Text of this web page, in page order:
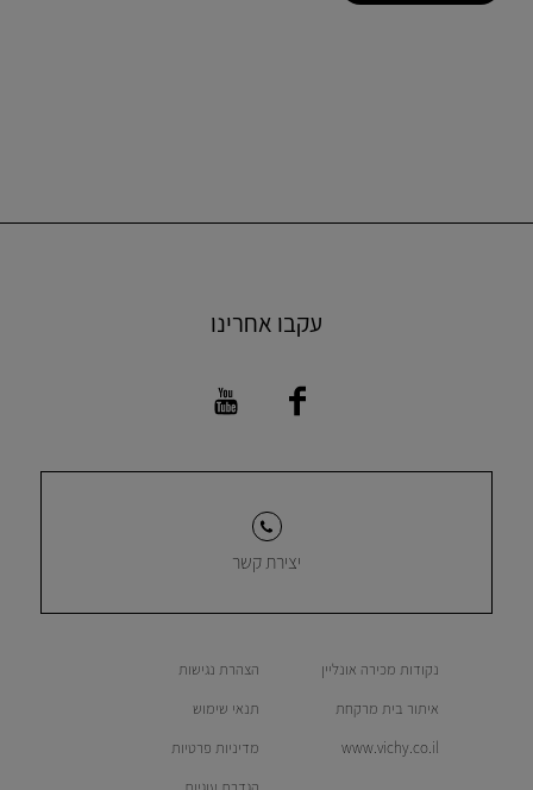
עקבו אחרינו
יצירת קשר
הצהרת נגישות
תנאי שימוש
מדיניות פרטיות
נקודות מכירה אונליין
איתור בית מרקחת
www.vichy.co.il